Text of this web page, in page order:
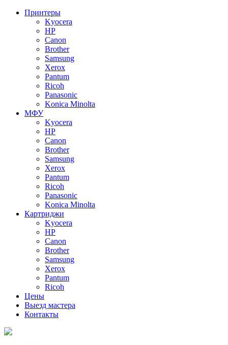
Принтеры
Kyocera
HP
Canon
Brother
Samsung
Xerox
Pantum
Ricoh
Panasonic
Konica Minolta
МФУ
Kyocera
HP
Canon
Brother
Samsung
Xerox
Pantum
Ricoh
Panasonic
Konica Minolta
Картриджи
Kyocera
HP
Canon
Brother
Samsung
Xerox
Pantum
Ricoh
Цены
Выезд мастера
Контакты